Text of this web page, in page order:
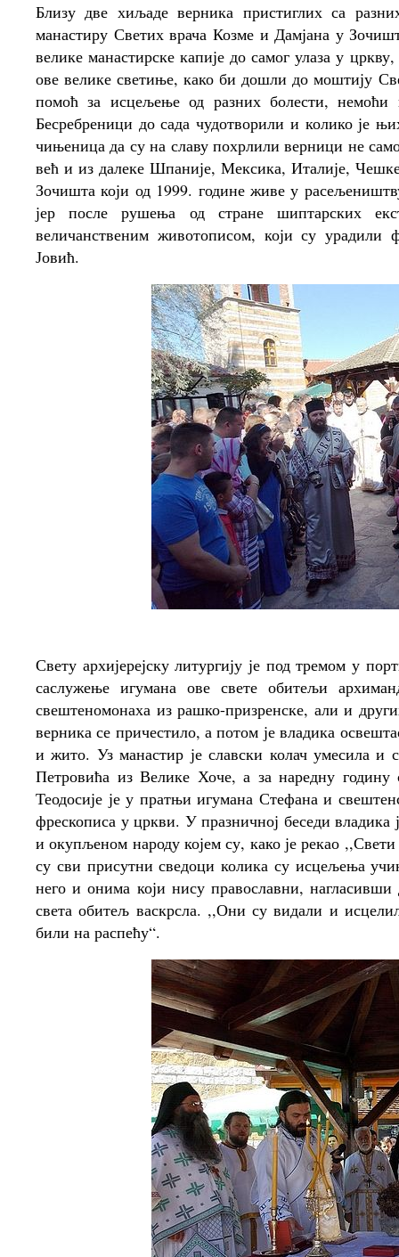
Близу две хиљаде верника пристиглих са
манастиру Светих врача Козме и Дамјана у
велике манастирске капије до самог улаза у
ове велике светиње, како би дошли до моштију
помоћ за исцељење од разних болести,
Бесребреници до сада чудотворили и колико је
чињеница да су на славу похрлили верници не
већ и из далеке Шпаније, Мексика, Италије,
Зочишта који од 1999. године живе у
јер после рушења од стране шиптарских
величанственим животописом, који су
Јовић.
Свету архијерејску литургију је под тремом у
саслужење игумана ове свете обитељи
свештеномонаха из рашко-призренске, али и
верника се причестило, а потом је владика
и жито. Уз манастир је славски колач умесила и
Петровића из Велике Хоче, а за наредну
Теодосије је у пратњи игумана Стефана и
фрескописа у цркви. У празничној беседи владика
и окупљеном народу којем су, како је рекао
су сви присутни сведоци колика су исцељења
него и онима који нису православни,
света обитељ васкрсла. ,,Они су видали и
били на распећу“.